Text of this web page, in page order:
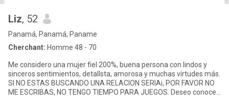
Liz, 52
Panamá, Panamá, Paname
Cherchant: Homme 48 - 70
Me considero una mujer fiel 200%, buena persona con lindos y
sinceros sentimientos, detallsta, amorosa y muchas virtudes más.
SI NO ESTAS BUSCANDO UNA RELACION SERIAi, POR FAVOR NO
ME ESCRIBAS, NO TENGO TIEMPO PARA JUEGOS. Deseo conocer